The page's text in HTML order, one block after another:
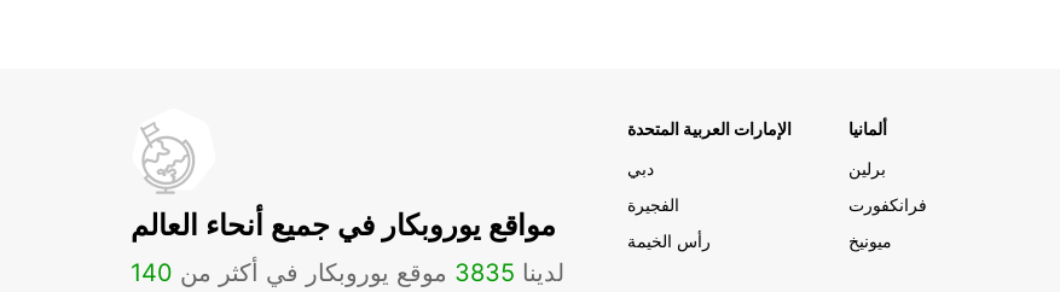
مواقع يوروبكار في جميع أنحاء العالم
لدينا 3835 موقع يوروبكار في أكثر من 140
الإمارات العربية المتحدة
دبي
الفجيرة
رأس الخيمة
ألمانيا
برلين
فرانكفورت
ميونيخ